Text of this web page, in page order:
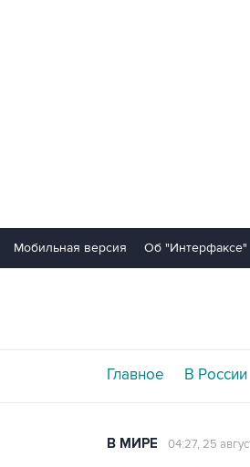
Мобильная версия Об "Интерфаксе"
Главное В России
В МИРЕ 04:27, 25